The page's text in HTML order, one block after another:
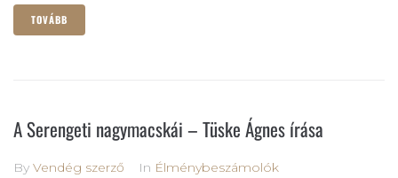
TOVÁBB
A Serengeti nagymacskái – Tüske Ágnes írása
By Vendég szerző In Élménybeszámolók